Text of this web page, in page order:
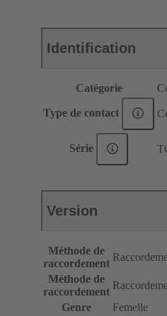
Identification
Catégorie
Type de contact
Série
Version
Méthode de
raccordement
Méthode de
raccordement
Genre
Femelle